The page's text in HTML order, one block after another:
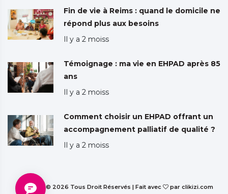
Fin de vie à Reims : quand le domicile ne
répond plus aux besoins
Il y a 2 moiss
Témoignage : ma vie en EHPAD après 85
ans
Il y a 2 moiss
Comment choisir un EHPAD offrant un
accompagnement palliatif de qualité ?
Il y a 2 moiss
Copyright © 2026 Tous Droit Réservés | Fait avec par clikizi.com